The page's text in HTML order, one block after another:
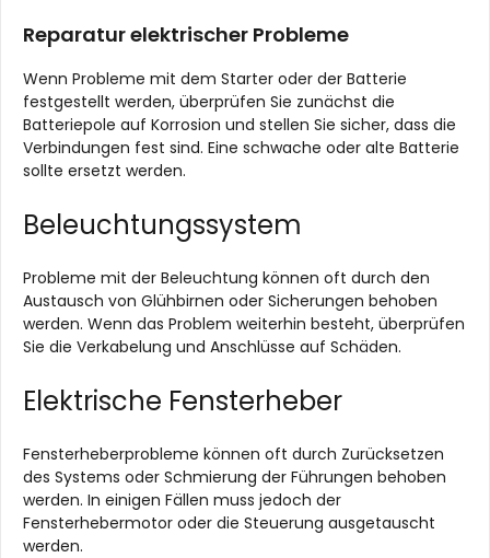
Reparatur elektrischer Probleme
Wenn Probleme mit dem Starter oder der Batterie
festgestellt werden, überprüfen Sie zunächst die
Batteriepole auf Korrosion und stellen Sie sicher, dass die
Verbindungen fest sind. Eine schwache oder alte Batterie
sollte ersetzt werden.
Beleuchtungssystem
Probleme mit der Beleuchtung können oft durch den
Austausch von Glühbirnen oder Sicherungen behoben
werden. Wenn das Problem weiterhin besteht, überprüfen
Sie die Verkabelung und Anschlüsse auf Schäden.
Elektrische Fensterheber
Fensterheberprobleme können oft durch Zurücksetzen
des Systems oder Schmierung der Führungen behoben
werden. In einigen Fällen muss jedoch der
Fensterhebermotor oder die Steuerung ausgetauscht
werden.